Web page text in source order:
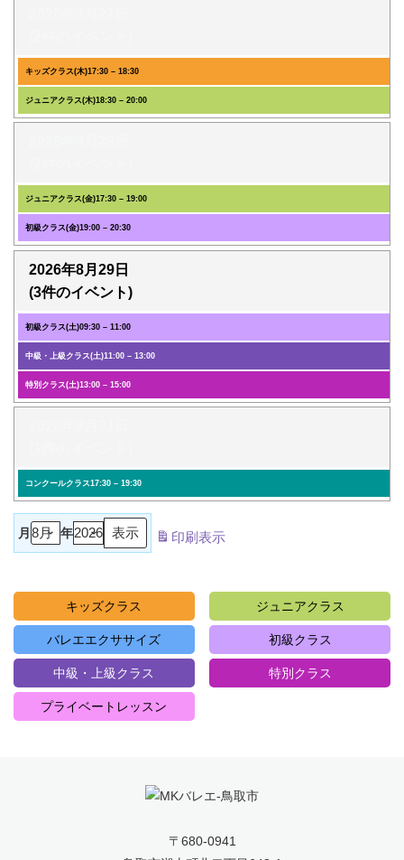
キッズクラス(木)17:30 – 18:30
ジュニアクラス(木)18:30 – 20:00
ジュニアクラス(金)17:30 – 19:00
初級クラス(金)19:00 – 20:30
2026年8月29日
(3件のイベント)
初級クラス(土)09:30 – 11:00
中級・上級クラス(土)11:00 – 13:00
特別クラス(土)13:00 – 15:00
コンクールクラス17:30 – 19:30
月 年 印刷表示
キッズクラス ジュニアクラス
バレエエクササイズ 初級クラス
中級・上級クラス 特別クラス
プライベートレッスン
〒680-0941